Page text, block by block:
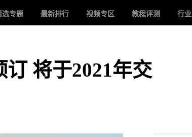
选专题 最新排行 视频专区 教程评测 行
将于2021年交